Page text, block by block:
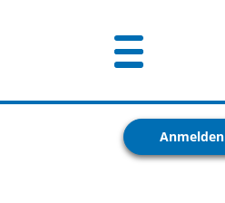
Anmelden